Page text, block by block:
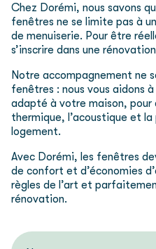
Chez Dorémi, nous savons
fenêtres ne se limite pas à
de menuiserie. Pour être
s’inscrire dans une
Notre accompagnement ne
fenêtres : nous vous aidons
adapté à votre maison,
thermique, l’acoustique et
logement.
Avec Dorémi, les fenêtres
de confort et d’économies
règles de l’art et
rénovation.